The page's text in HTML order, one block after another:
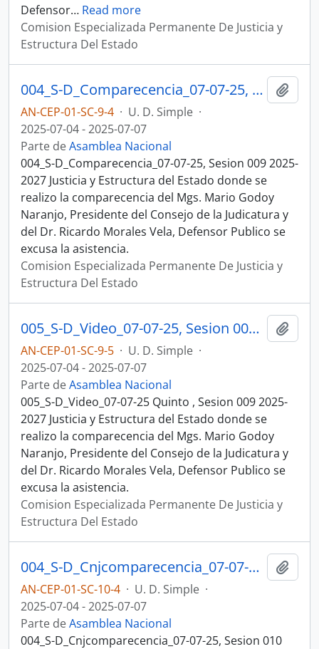
Defensor… Read more
Comision Especializada Permanente De Justicia y
Estructura Del Estado
004_S-D_Comparecencia_07-07-25, Sesion 009 Justicia y Estructura del Estado
AN-CEP-01-SC-9-4 · U. D. Simple ·
2025-07-04 - 2025-07-07
Parte deAsamblea Nacional
004_S-D_Comparecencia_07-07-25, Sesion 009 2025-
2027 Justicia y Estructura del Estado donde se
realizo la comparecencia del Mgs. Mario Godoy
Naranjo, Presidente del Consejo de la Judicatura y
del Dr. Ricardo Morales Vela, Defensor Publico se
excusa la asistencia.
Comision Especializada Permanente De Justicia y
Estructura Del Estado
005_S-D_Video_07-07-25, Sesion 009 Justicia y Estructura del Estado
AN-CEP-01-SC-9-5 · U. D. Simple ·
2025-07-04 - 2025-07-07
Parte deAsamblea Nacional
005_S-D_Video_07-07-25 Quinto , Sesion 009 2025-
2027 Justicia y Estructura del Estado donde se
realizo la comparecencia del Mgs. Mario Godoy
Naranjo, Presidente del Consejo de la Judicatura y
del Dr. Ricardo Morales Vela, Defensor Publico se
excusa la asistencia.
Comision Especializada Permanente De Justicia y
Estructura Del Estado
004_S-D_Cnjcomparecencia_07-07-25, Sesion 010 Justicia y Estructura del Estado
AN-CEP-01-SC-10-4 · U. D. Simple ·
2025-07-04 - 2025-07-07
Parte deAsamblea Nacional
004_S-D_Cnjcomparecencia_07-07-25, Sesion 010